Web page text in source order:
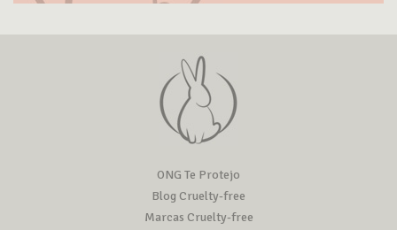
ONG Te Protejo
Blog Cruelty-free
Marcas Cruelty-free